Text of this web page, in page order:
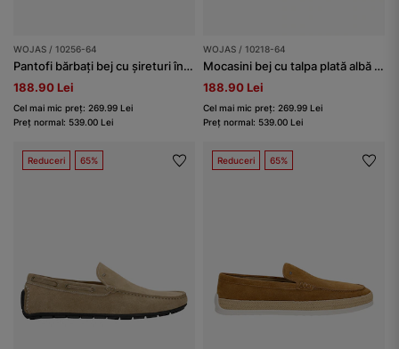
WOJAS / 10256-64
Pantofi bărbați bej cu șireturi în stil mocasin
188.90 Lei
Cel mai mic preț: 269.99 Lei
Preț normal: 539.00 Lei
WOJAS / 10218-64
Mocasini bej cu talpa plată albă bărbați
188.90 Lei
Cel mai mic preț: 269.99 Lei
Preț normal: 539.00 Lei
Reduceri 65% Reduceri 65%